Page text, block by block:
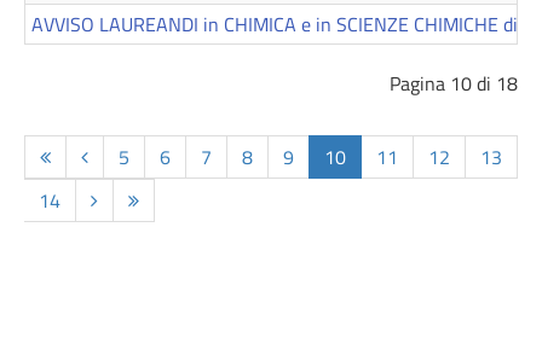
AVVISO LAUREANDI in CHIMICA e in SCIENZE CHIMICHE di
Pagina 10 di 18
5 6 7 8 9 10 11 12
13
14